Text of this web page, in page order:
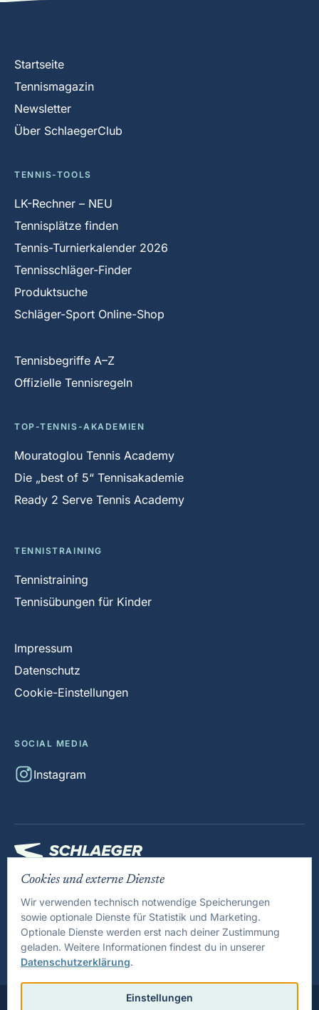
Startseite
Tennismagazin
Newsletter
Über SchlaegerClub
TENNIS-TOOLS
LK-Rechner – NEU
Tennisplätze finden
Tennis-Turnierkalender 2026
Tennisschläger-Finder
Produktsuche
Schläger-Sport Online-Shop
Tennisbegriffe A–Z
Offizielle Tennisregeln
TOP-TENNIS-AKADEMIEN
Mouratoglou Tennis Academy
Die „best of 5“ Tennisakademie
Ready 2 Serve Tennis Academy
TENNISTRAINING
Tennistraining
Tennisübungen für Kinder
Impressum
Datenschutz
Cookie-Einstellungen
SOCIAL MEDIA
Instagram
Tennis: Ein Sport. Viele Fragen. Eine Plattform.
Wir verbinden fundiertes Tenniswissen, praktische Tools und
klare Orientierung – für Spieler, Eltern, Trainer und Vereine.
Cookies und externe Dienste
Wir verwenden technisch notwendige Speicherungen
sowie optionale Dienste für Statistik und Marketing.
Optionale Dienste werden erst nach deiner Zustimmung
geladen. Weitere Informationen findest du in unserer
Datenschutzerklärung.
Einstellungen